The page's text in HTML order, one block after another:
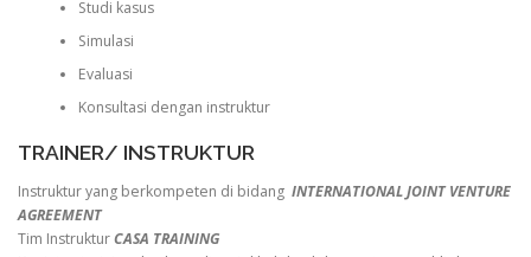
Studi kasus
Simulasi
Evaluasi
Konsultasi dengan instruktur
TRAINER/ INSTRUKTUR
Instruktur yang berkompeten di bidang INTERNATIONAL JOINT VENTURE
AGREEMENT
Tim InstrukturCASA TRAINING